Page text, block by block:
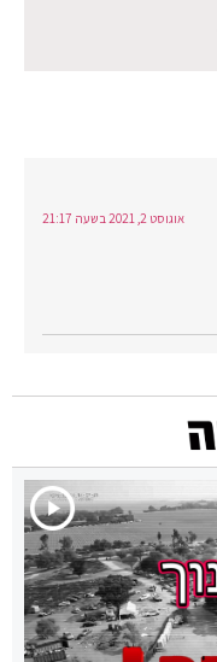
אוגוסט 2, 2021 בשעה 21:17